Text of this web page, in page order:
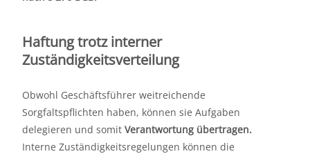
Haftung trotz interner
Zuständigkeitsverteilung
Obwohl Geschäftsführer weitreichende
Sorgfaltspflichten haben, können sie Aufgaben
delegieren und somit Verantwortung übertragen.
Interne Zuständigkeitsregelungen können die